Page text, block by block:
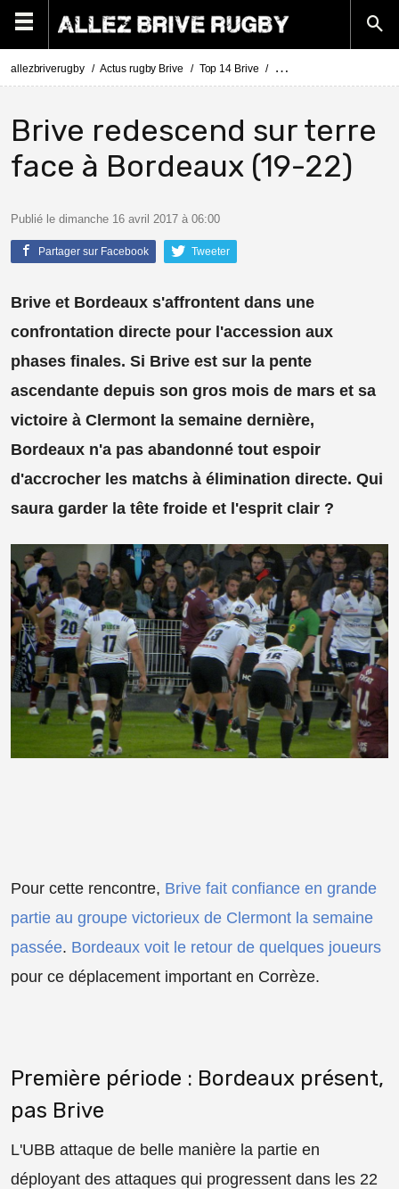
allezbriverugby Actus rugby Brive Top 14 Brive Top 14 Brive - Bordeaux
Brive redescend sur terre
face à Bordeaux (19-22)
Publié le dimanche 16 avril 2017 à 06:00
Partager sur Facebook Tweeter
Brive et Bordeaux s'affrontent dans une
confrontation directe pour l'accession aux
phases finales. Si Brive est sur la pente
ascendante depuis son gros mois de mars et sa
victoire à Clermont la semaine dernière,
Bordeaux n'a pas abandonné tout espoir
d'accrocher les matchs à élimination directe. Qui
saura garder la tête froide et l'esprit clair ?
Pour cette rencontre, Brive fait confiance en grande
partie au groupe victorieux de Clermont la semaine
passée. Bordeaux voit le retour de quelques joueurs
pour ce déplacement important en Corrèze.
Première période : Bordeaux présent,
pas Brive
L'UBB attaque de belle manière la partie en
déployant des attaques qui progressent dans les 22